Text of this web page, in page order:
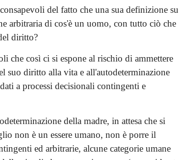
del fatto che una sua definizione su
arbitraria di cos'è un uomo, con tutto ciò che
diritto?
che così ci si espone al rischio di ammettere
suo diritto alla vita e all'autodeterminazione
a processi decisionali contingenti e
della madre, in attesa che si
non è un essere umano, non è porre il
ed arbitrarie, alcune categorie umane